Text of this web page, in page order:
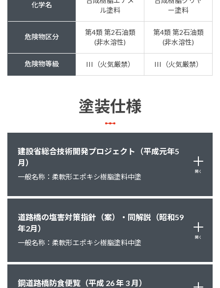
化学名
ル塗料
ー塗料
危険物区分
第4類 第2石油類
(非水溶性)
第4類 第2石油類
(非水溶性)
危険物等級 III（火気厳禁） III（火気厳禁）
塗装仕様
建設省総合技術開発プロジェクト（平成元年5
月）
一般名称：柔軟形エポキシ樹脂塗料中塗
開く
道路橋の塩害対策指針（案）・同解説（昭和59
年2月）
一般名称：柔軟形エポキシ樹脂塗料中塗
開く
鋼道路橋防食便覧（平成 26 年 3 月）